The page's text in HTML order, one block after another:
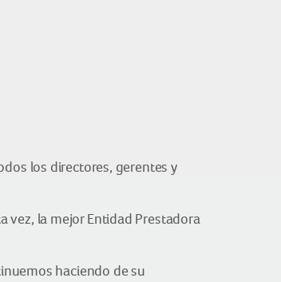
los directores, gerentes y
vez, la mejor Entidad Prestadora
haciendo de su